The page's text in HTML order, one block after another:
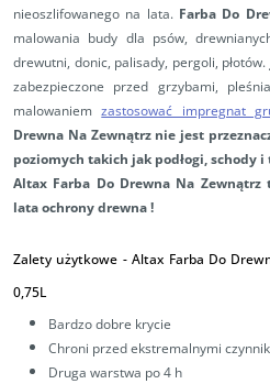
nieoszlifowanego na lata. Farba Do
malowania budy dla psów,
drewutni, donic, palisady, pergoli, płotów.
zabezpieczone przed grzybami,
malowaniemzastosować impregnat
Drewna Na Zewnątrz nie jest
poziomych takich jak podłogi, schody i
Altax Farba Do Drewna Na Zewnątrz
lata ochrony drewna !
Zalety użytkowe -Altax Farba Do
0,75L
Bardzo dobre krycie
Chroni przed ekstremalnymi
Druga warstwa po 4 h